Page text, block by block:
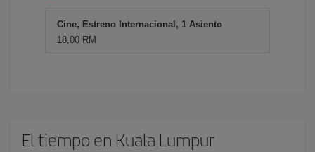
Cine, Estreno Internacional, 1 Asiento
18,00 RM
El tiempo en Kuala Lumpur